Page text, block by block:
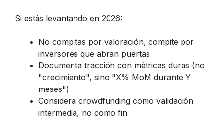
Si estás levantando en 2026:
No compitas por valoración, compite por
inversores que abran puertas
Documenta tracción con métricas duras (no
"crecimiento", sino "X% MoM durante Y
meses")
Considera crowdfunding como validación
intermedia, no como fin